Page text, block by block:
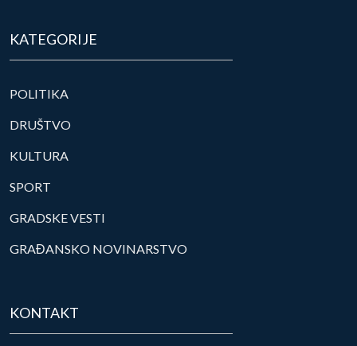
KATEGORIJE
POLITIKA
DRUŠTVO
KULTURA
SPORT
GRADSKE VESTI
GRAĐANSKO NOVINARSTVO
KONTAKT